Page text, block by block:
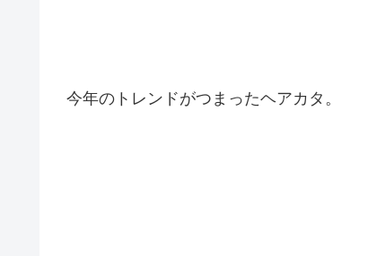
今年のトレンドがつまったヘアカタ。